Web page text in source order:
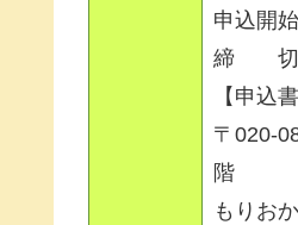
申込開
締 切 7
【申込
〒020-
階
もりお